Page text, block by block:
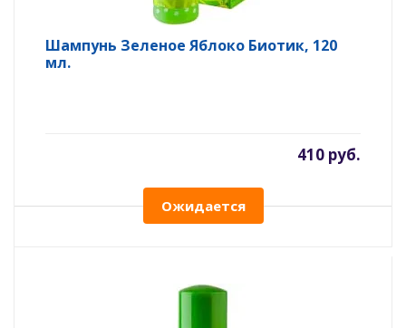
Шампунь Зеленое Яблоко Биотик, 120
мл.
410 руб.
Ожидается